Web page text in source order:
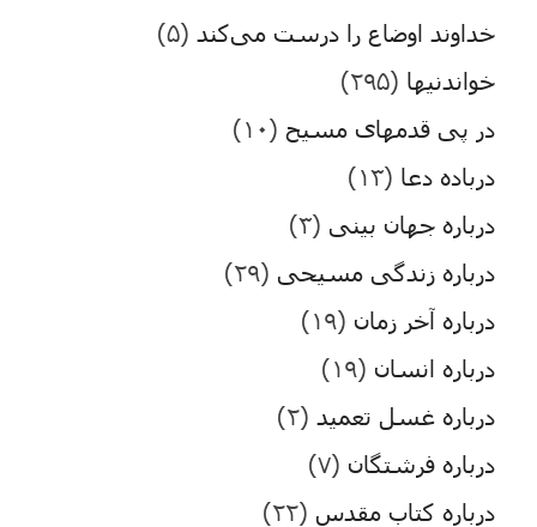
خداوند اوضاع را درست می‌کند (۵)
خواندنیها (۲۹۵)
در پی قدمهای مسیح (۱۰)
درباده دعا (۱۳)
درباره جهان بینی (۳)
درباره زندگی مسیحی (۲۹)
درباره آخر زمان (۱۹)
درباره انسان (۱۹)
درباره غسل تعمید (۲)
درباره فرشتگان (۷)
درباره کتاب مقدس (۲۲)